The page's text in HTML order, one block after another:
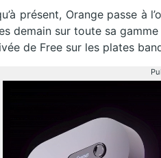
présent, Orange passe à
demain sur toute sa gamme
de Free sur les plates